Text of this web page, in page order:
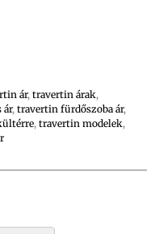
ár, travertin árak,
ár, travertin fürdőszoba ár,
, travertin modelek,